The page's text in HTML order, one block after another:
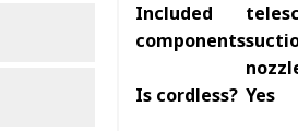
Included
components
Is cordless? Yes